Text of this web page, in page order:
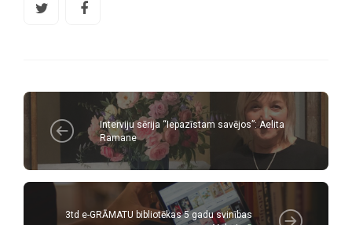
Interviju sērija “Iepazīstam savējos”: Aelita
Ramane
3td e-GRĀMATU bibliotēkas 5 gadu svinības